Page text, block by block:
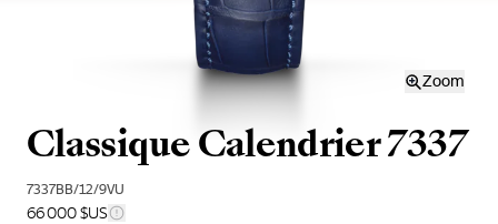
Zoom
Classique Calendrier 7337
7337BB/12/9VU
66 000 $US